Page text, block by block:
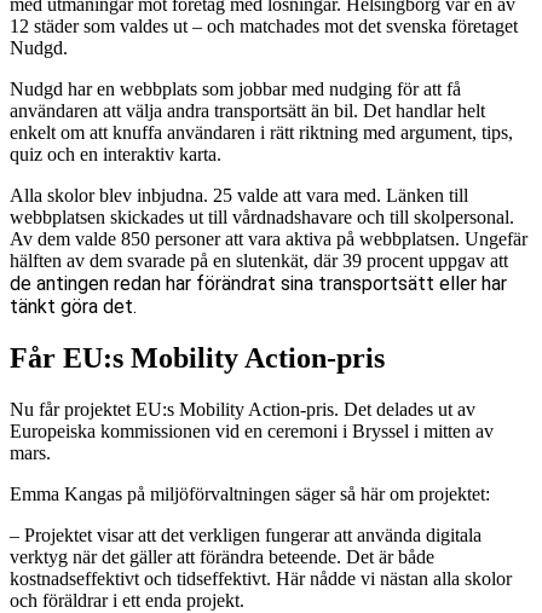
med utmaningar mot företag med lösningar. Helsingborg var en av
12 städer som valdes ut – och matchades mot det svenska företaget
Nudgd.
Nudgd har en webbplats som jobbar med nudging för att få
användaren att välja andra transportsätt än bil. Det handlar helt
enkelt om att knuffa användaren i rätt riktning med argument, tips,
quiz och en interaktiv karta.
Alla skolor blev inbjudna. 25 valde att vara med. Länken till
webbplatsen skickades ut till vårdnadshavare och till skolpersonal.
Av dem valde 850 personer att vara aktiva på webbplatsen. Ungefär
hälften av dem svarade på en slutenkät, där 39 procent uppgav att
de antingen redan har förändrat sina transportsätt eller har
tänkt göra det.
Får EU:s Mobility Action-pris
Nu får projektet EU:s Mobility Action-pris. Det delades ut av
Europeiska kommissionen vid en ceremoni i Bryssel i mitten av
mars.
Emma Kangas på miljöförvaltningen säger så här om projektet:
– Projektet visar att det verkligen fungerar att använda digitala
verktyg när det gäller att förändra beteende. Det är både
kostnadseffektivt och tidseffektivt. Här nådde vi nästan alla skolor
och föräldrar i ett enda projekt.